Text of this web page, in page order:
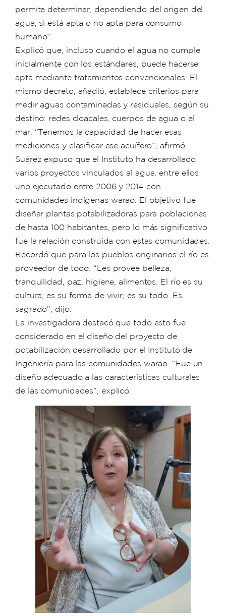
permite determinar, dependiendo del origen del
agua, si está apta o no apta para consumo
humano”.
Explicó que, incluso cuando el agua no cumple
inicialmente con los estándares, puede hacerse
apta mediante tratamientos convencionales. El
mismo decreto, añadió, establece criterios para
medir aguas contaminadas y residuales, según su
destino: redes cloacales, cuerpos de agua o el
mar. “Tenemos la capacidad de hacer esas
mediciones y clasificar ese acuífero”, afirmó.
Suárez expuso que el Instituto ha desarrollado
varios proyectos vinculados al agua, entre ellos
uno ejecutado entre 2006 y 2014 con
comunidades indígenas warao. El objetivo fue
diseñar plantas potabilizadoras para poblaciones
de hasta 100 habitantes, pero lo más significativo
fue la relación construida con estas comunidades.
Recordó que para los pueblos originarios el río es
proveedor de todo: “Les provee belleza,
tranquilidad, paz, higiene, alimentos. El río es su
cultura, es su forma de vivir, es su todo. Es
sagrado”, dijo.
La investigadora destacó que todo esto fue
considerado en el diseño del proyecto de
potabilización desarrollado por el Instituto de
Ingeniería para las comunidades warao. “Fue un
diseño adecuado a las características culturales
de las comunidades”, explicó.